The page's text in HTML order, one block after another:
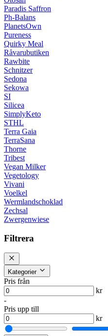
Paradis Saffron
Ph-Balans
PlanetsOwn
Pureness
Quirky Meal
Råvarubutiken
Rawbite
Schnitzer
Sedona
Sekowa
SI
Silicea
SimplyKeto
STHL
Terra Gaia
TerraSana
Thorne
Tribest
Vegan Milker
Vegetology
Vivani
Voelkel
Wermlandschoklad
Zechsal
Zwergenwiese
Filtrera
Kategorier
Pris från
kr
-
Pris upp till
kr